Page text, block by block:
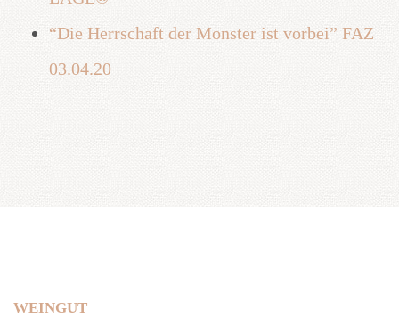
“Die Herrschaft der Monster ist vorbei” FAZ
03.04.20
WEINGUT